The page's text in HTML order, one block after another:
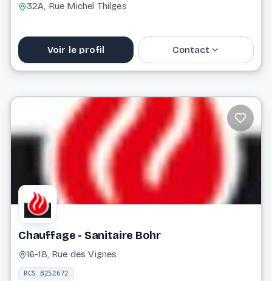
32A, Rue Michel Thilges
Voir le profil Contact
Chauffage - Sanitaire Bohr
16-18, Rue des Vignes
RCS B252672